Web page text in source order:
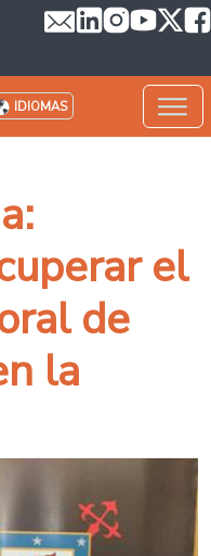
IDIOMAS
el
de
la